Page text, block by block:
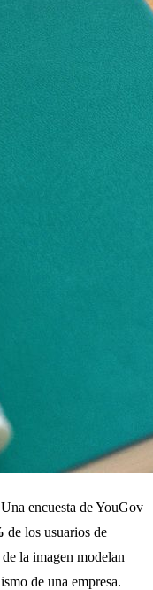
encuesta de YouGov
de los usuarios de
la imagen modelan
de una empresa.